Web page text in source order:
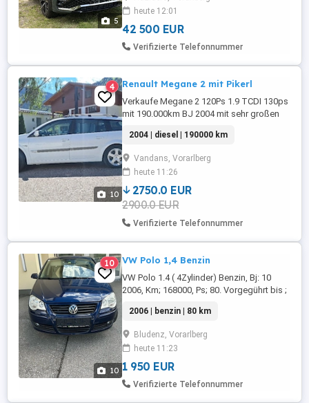
5
Light Matrix VW Garantie 5 Jahre oder
100000 km. 1. Besitz Privat Unfallfrei
heute 12:01
42 500 EUR
Verifizierte Telefonnummer
10
4 Renault Megane 2 mit Pikerl
Verkaufe Megane 2 120Ps 1.9 TCDI 130ps
mit 190.000km BJ 2004 mit sehr großen
Fahrzeug das nur wenig in verwendung
war. Fahrzeug hat dem alter
enstsprechend Kratzer, Lackschäden und
abnutzung im Innenraum trotzdem ist der
Lack gut Konserviert und geschützt. Teile
...
2004 | diesel | 190000 km
Vandans, Vorarlberg
heute 11:26
2750.0 EUR
2900.0 EUR
Verifizierte Telefonnummer
10
10 VW Polo 1,4 Benzin
VW Polo 1.4 ( 4Zylinder) Benzin, Bj: 10
2006, Km; 168000, Ps; 80. Vorgegührt bis ;
Climatronic, Tempomt, Sitzheizun, El.
Schbedach
2006 | benzin | 80 km
Bludenz, Vorarlberg
heute 11:23
1 950 EUR
Verifizierte Telefonnummer